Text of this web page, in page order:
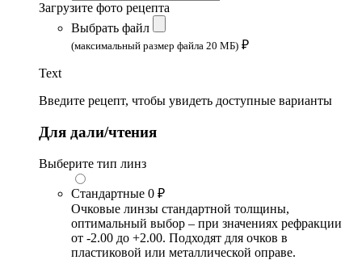
Загрузите фото рецепта
Выбрать файл
(максимальный размер файла 20 МБ) ₽
Text
Введите рецепт, чтобы увидеть доступные варианты
Для дали/чтения
Выберите тип линз
Стандартные 0 ₽
Очковые линзы стандартной толщины,
оптимальный выбор – при значениях рефракции
от -2.00 до +2.00. Подходят для очков в
пластиковой или металлической оправе.